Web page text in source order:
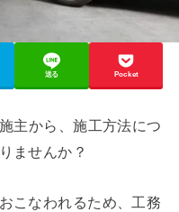
送る Pocket
主から、施工方法につ
ませんか？
こなわれるため、工務